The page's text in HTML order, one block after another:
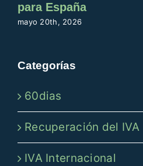
Categorías
60dias
Recuperación del IVA
IVA Internacional
para España
mayo 20th, 2026